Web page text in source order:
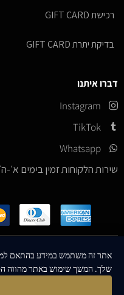
רכישת GIFT CARD
בדיקת יתרת GIFT CARD
דברו איתנו
Instagram
TikTok
Whatsapp
שירות הלקוחות זמין בימים א׳-ה׳, בין
כל הזכויות שמורות
אתר זה משתמש במידע בהתאם
שלך. המשך שימוש באתר מהווה